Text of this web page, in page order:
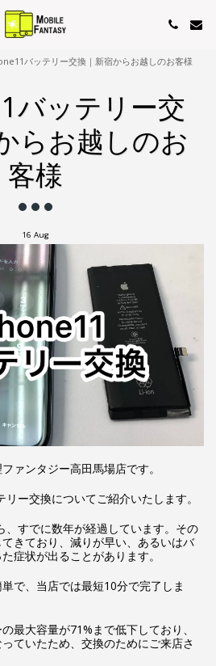
バッテリー交換｜新宿からお越しのお客様
バッテリー交
らお越しのお
客様
16 Aug
ァンタジー高田馬場店です。
ー交換についてご紹介いたします。
すでに数年が経過しています。その
きており、減りが早い、あるいはバ
症状が出ることがあります。
で、当店では最短10分で完了しま
最大容量が71%まで低下しており、
ていたため、交換のためにご来店さ